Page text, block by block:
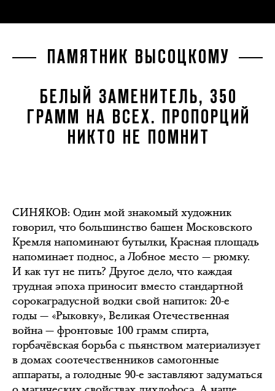
ПАМЯТНИК ВЫСОЦКОМУ
БЕЛЫЙ ЗАМЕНИТЕЛЬ, 350
ГРАММ НА ВСЕХ. ПРОПОРЦИЙ
НИКТО НЕ ПОМНИТ
СИНЯКОВ: Один мой знакомый художник
говорил, что большинство башен Московского
Кремля напоминают бутылки, Красная площадь
напоминает поднос, а Лобное место — рюмку.
И как тут не пить? Другое дело, что каждая
трудная эпоха приносит вместо стандартной
сорокаградусной водки свой напиток: 20-е
годы — «Рыковку», Великая Отечественная
война — фронтовые 100 грамм спирта,
горбачёвская борьба с пьянством материализует
в домах соотечественников самогонные
аппараты, а голодные 90-е заставляют задуматься